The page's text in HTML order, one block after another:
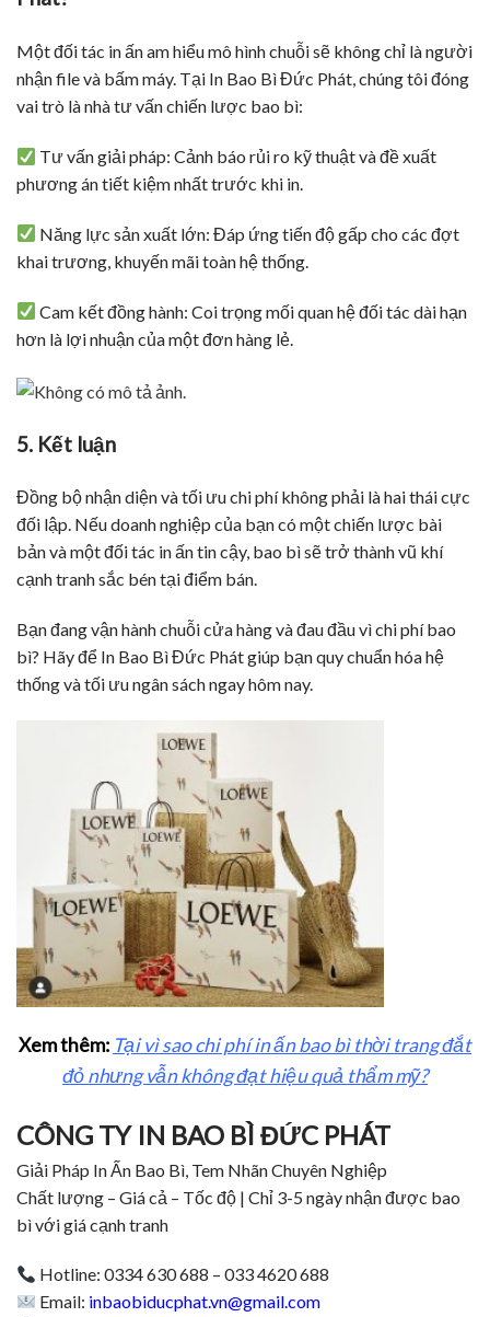
Một đối tác in ấn am hiểu mô hình chuỗi sẽ không chỉ là người
nhận file và bấm máy. Tại In Bao Bì Đức Phát, chúng tôi đóng
vai trò là nhà tư vấn chiến lược bao bì:
Tư vấn giải pháp: Cảnh báo rủi ro kỹ thuật và đề xuất
phương án tiết kiệm nhất trước khi in.
Năng lực sản xuất lớn: Đáp ứng tiến độ gấp cho các đợt
khai trương, khuyến mãi toàn hệ thống.
Cam kết đồng hành: Coi trọng mối quan hệ đối tác dài hạn
hơn là lợi nhuận của một đơn hàng lẻ.
5. Kết luận
Đồng bộ nhận diện và tối ưu chi phí không phải là hai thái cực
đối lập. Nếu doanh nghiệp của bạn có một chiến lược bài
bản và một đối tác in ấn tin cậy, bao bì sẽ trở thành vũ khí
cạnh tranh sắc bén tại điểm bán.
Bạn đang vận hành chuỗi cửa hàng và đau đầu vì chi phí bao
bì? Hãy để In Bao Bì Đức Phát giúp bạn quy chuẩn hóa hệ
thống và tối ưu ngân sách ngay hôm nay.
Xem thêm: Tại vì sao chi phí in ấn bao bì thời trang đắt
đỏ nhưng vẫn không đạt hiệu quả thẩm mỹ?
CÔNG TY IN BAO BÌ ĐỨC PHÁT
Giải Pháp In Ấn Bao Bì, Tem Nhãn Chuyên Nghiệp
Chất lượng – Giá cả – Tốc độ | Chỉ 3-5 ngày nhận được bao
bì với giá cạnh tranh
Hotline: 0334 630 688 – 033 4620 688
Email: inbaobiducphat.vn@gmail.com